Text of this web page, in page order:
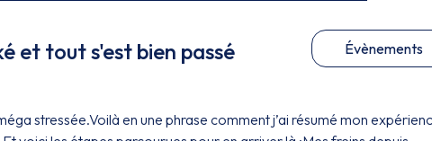
et tout s'est bien passé Évènements
stressée.Voilà en une phrase comment j’ai résumé mon